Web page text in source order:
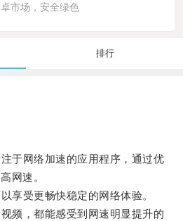
市场，安全绿色
排行
网络加速的应用程序，通过优
网速。
受更畅快稳定的网络体验。
，都能感受到网速明显提升的